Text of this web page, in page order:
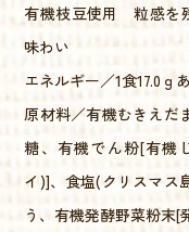
有機枝豆使用 粒感を
味わい
エネルギー／1食17.0ｇ
原材料／有機むきえだ
糖、有機でん粉[有機
イ)]、食塩(クリスマス
う、有機発酵野菜粉末